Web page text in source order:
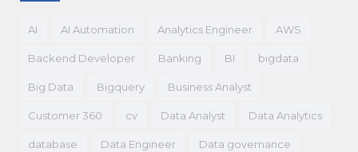
AI AI Automation Analytics Engineer AWS
Backend Developer Banking BI bigdata
Big Data Bigquery Business Analyst
Customer 360 cv Data Analyst Data Analytics
database Data Engineer Data governance